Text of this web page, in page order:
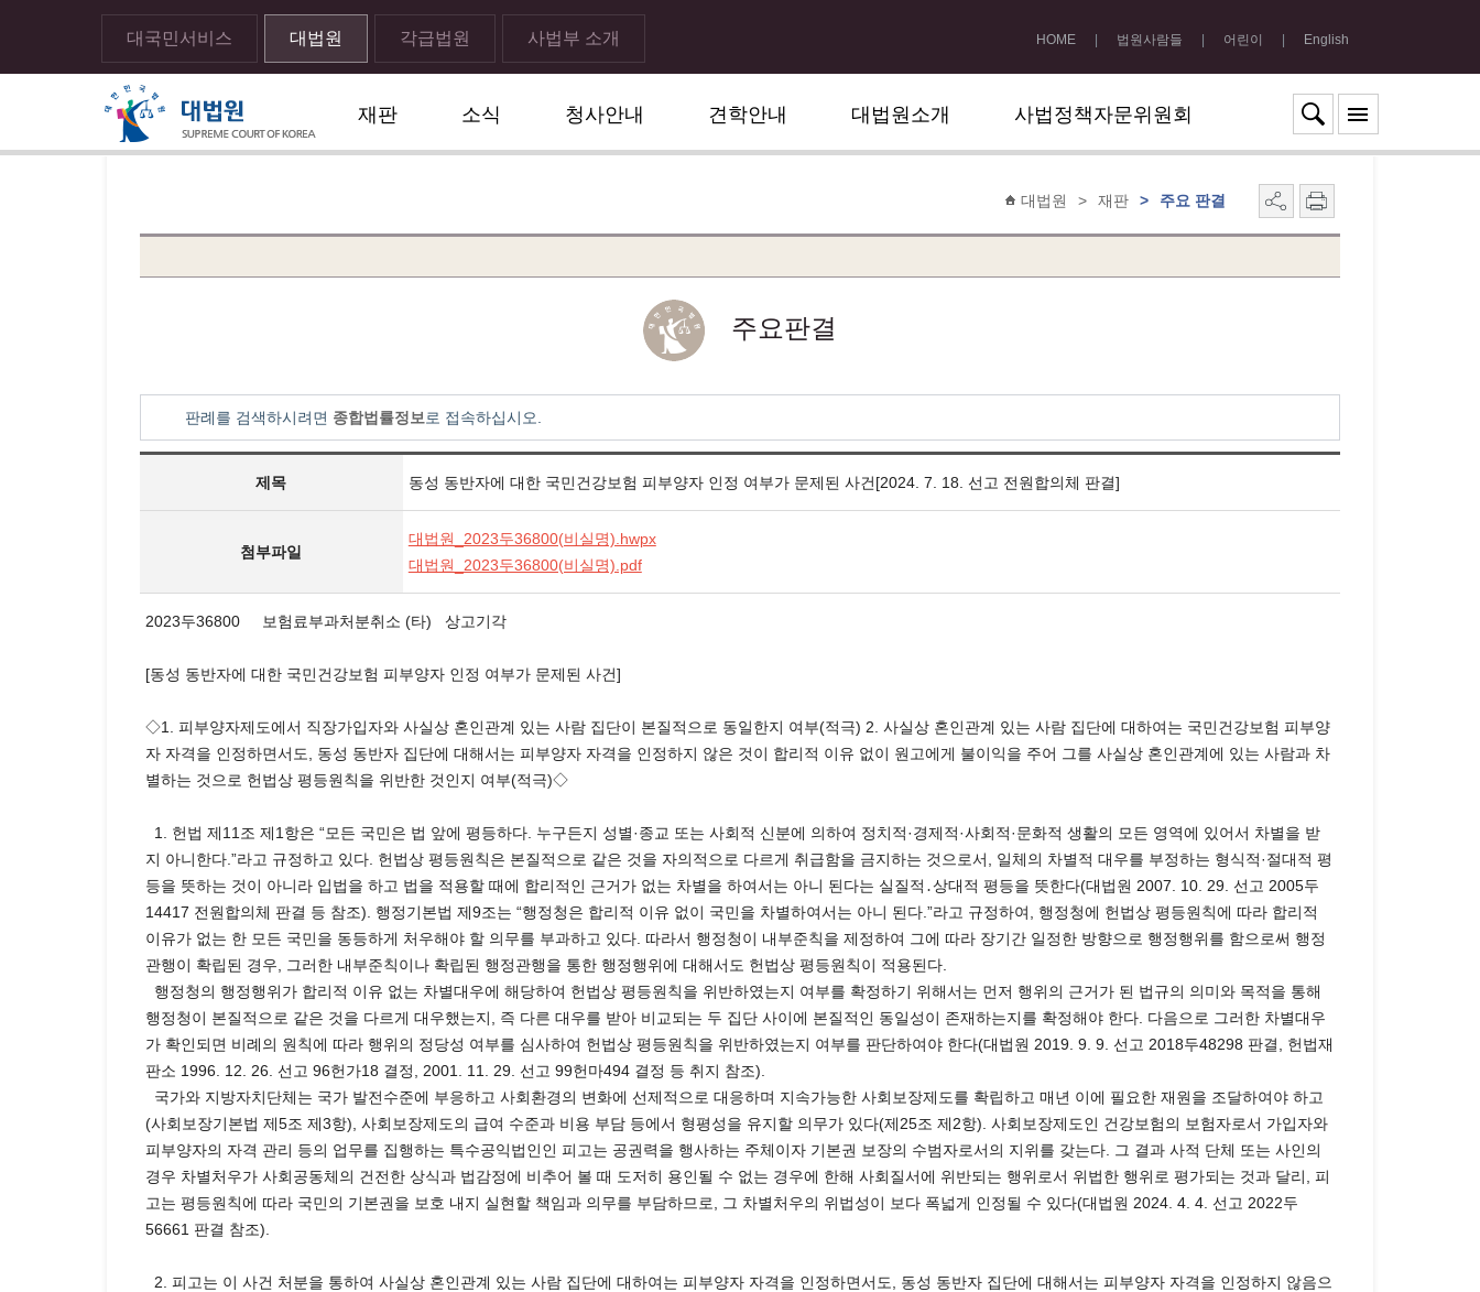
대국민서비스 대법원 각급법원 사법부 소개 HOME 법원사람들 어린이 English
재판 소식 청사안내 견학안내 대법원소개 사법정책자문위원회
메뉴전체보기
대법원 > 재판 > 주요 판결
주요판결
판례를 검색하시려면 종합법률정보 로 접속하십시오.
제목 동성 동반자에 대한 국민건강보험 피부양자 인정 여부가 문제된 사건[2024. 7. 18. 선고 전원합의체 판결]
첨부파일
대법원_2023두36800(비실명).hwpx
대법원_2023두36800(비실명).pdf
2023두36800 보험료부과처분취소 (타) 상고기각
[동성 동반자에 대한 국민건강보험 피부양자 인정 여부가 문제된 사건]
◇1. 피부양자제도에서 직장가입자와 사실상 혼인관계 있는 사람 집단이 본질적으로 동일한지 여부(적극) 2. 사실상 혼인관계 있는 사람 집단에 대하여는 국민건강보험 피부양
자 자격을 인정하면서도, 동성 동반자 집단에 대해서는 피부양자 자격을 인정하지 않은 것이 합리적 이유 없이 원고에게 불이익을 주어 그를 사실상 혼인관계에 있는 사람과 차
별하는 것으로 헌법상 평등원칙을 위반한 것인지 여부(적극)◇
1. 헌법 제11조 제1항은 “모든 국민은 법 앞에 평등하다. 누구든지 성별·종교 또는 사회적 신분에 의하여 정치적·경제적·사회적·문화적 생활의 모든 영역에 있어서 차별을 받
지 아니한다.”라고 규정하고 있다. 헌법상 평등원칙은 본질적으로 같은 것을 자의적으로 다르게 취급함을 금지하는 것으로서, 일체의 차별적 대우를 부정하는 형식적·절대적 평
등을 뜻하는 것이 아니라 입법을 하고 법을 적용할 때에 합리적인 근거가 없는 차별을 하여서는 아니 된다는 실질적․상대적 평등을 뜻한다(대법원 2007. 10. 29. 선고 2005두
14417 전원합의체 판결 등 참조). 행정기본법 제9조는 “행정청은 합리적 이유 없이 국민을 차별하여서는 아니 된다.”라고 규정하여, 행정청에 헌법상 평등원칙에 따라 합리적
이유가 없는 한 모든 국민을 동등하게 처우해야 할 의무를 부과하고 있다. 따라서 행정청이 내부준칙을 제정하여 그에 따라 장기간 일정한 방향으로 행정행위를 함으로써 행정
관행이 확립된 경우, 그러한 내부준칙이나 확립된 행정관행을 통한 행정행위에 대해서도 헌법상 평등원칙이 적용된다.
행정청의 행정행위가 합리적 이유 없는 차별대우에 해당하여 헌법상 평등원칙을 위반하였는지 여부를 확정하기 위해서는 먼저 행위의 근거가 된 법규의 의미와 목적을 통해
행정청이 본질적으로 같은 것을 다르게 대우했는지, 즉 다른 대우를 받아 비교되는 두 집단 사이에 본질적인 동일성이 존재하는지를 확정해야 한다. 다음으로 그러한 차별대우
가 확인되면 비례의 원칙에 따라 행위의 정당성 여부를 심사하여 헌법상 평등원칙을 위반하였는지 여부를 판단하여야 한다(대법원 2019. 9. 9. 선고 2018두48298 판결, 헌법재
판소 1996. 12. 26. 선고 96헌가18 결정, 2001. 11. 29. 선고 99헌마494 결정 등 취지 참조).
국가와 지방자치단체는 국가 발전수준에 부응하고 사회환경의 변화에 선제적으로 대응하며 지속가능한 사회보장제도를 확립하고 매년 이에 필요한 재원을 조달하여야 하고
(사회보장기본법 제5조 제3항), 사회보장제도의 급여 수준과 비용 부담 등에서 형평성을 유지할 의무가 있다(제25조 제2항). 사회보장제도인 건강보험의 보험자로서 가입자와
피부양자의 자격 관리 등의 업무를 집행하는 특수공익법인인 피고는 공권력을 행사하는 주체이자 기본권 보장의 수범자로서의 지위를 갖는다. 그 결과 사적 단체 또는 사인의
경우 차별처우가 사회공동체의 건전한 상식과 법감정에 비추어 볼 때 도저히 용인될 수 없는 경우에 한해 사회질서에 위반되는 행위로서 위법한 행위로 평가되는 것과 달리, 피
고는 평등원칙에 따라 국민의 기본권을 보호 내지 실현할 책임과 의무를 부담하므로, 그 차별처우의 위법성이 보다 폭넓게 인정될 수 있다(대법원 2024. 4. 4. 선고 2022두
56661 판결 참조).
2. 피고는 이 사건 처분을 통하여 사실상 혼인관계 있는 사람 집단에 대하여는 피부양자 자격을 인정하면서도, 동성 동반자 집단에 대해서는 피부양자 자격을 인정하지 않음으